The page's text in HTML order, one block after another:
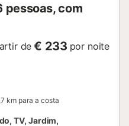
pessoas, com
de € 233 por noite
km para a costa
TV, Jardim,